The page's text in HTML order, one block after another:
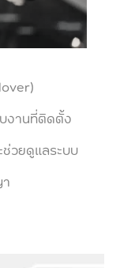
งานที่ติดตั้ง
ช่วยดูแลระบบ